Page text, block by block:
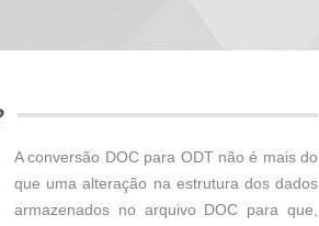
A conversão DOC para ODT não é mais do
que uma alteração na estrutura dos dados
armazenados no arquivo DOC para que,